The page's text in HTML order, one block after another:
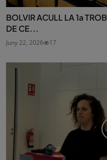
BOLVIR ACULL LA 1a
DE CE...
Juny 22, 2026 17